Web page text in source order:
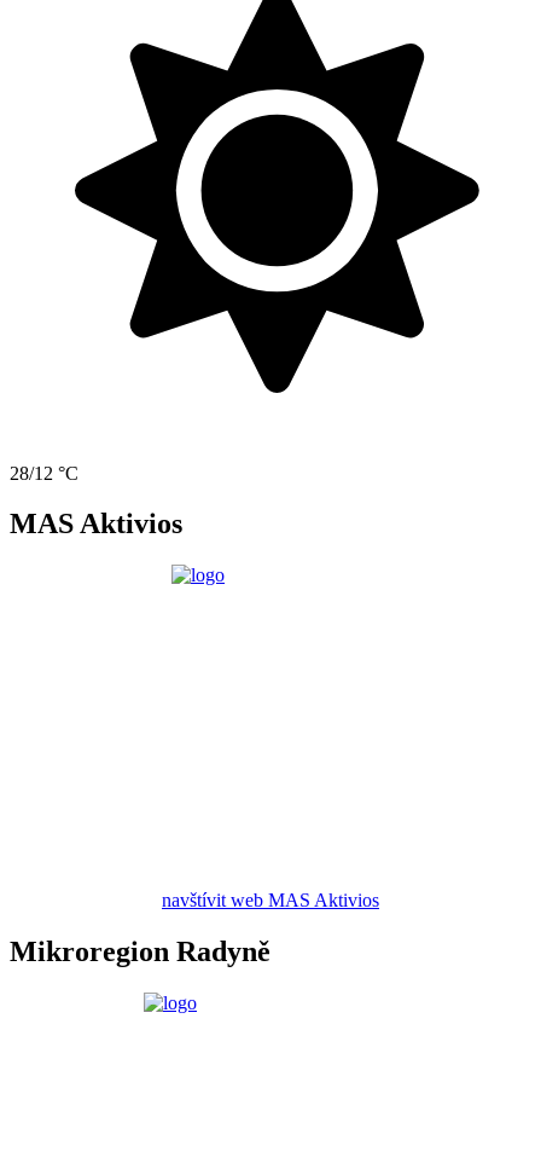
28/12 °C
MAS Aktivios
navštívit web MAS Aktivios
Mikroregion Radyně